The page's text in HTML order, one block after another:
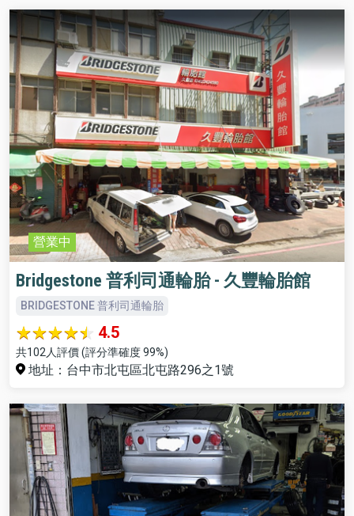
營業中
Bridgestone 普利司通輪胎 - 久豐輪胎館
BRIDGESTONE 普利司通輪胎
4.5
共102人評價 (評分準確度 99%)
地址：台中市北屯區北屯路296之1號